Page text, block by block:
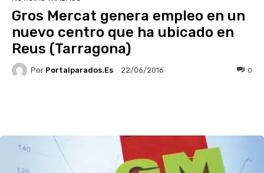
Gros Mercat genera empleo en un
nuevo centro que ha ubicado en
Reus (Tarragona)
Por Portalparados.es 22/06/2016 0